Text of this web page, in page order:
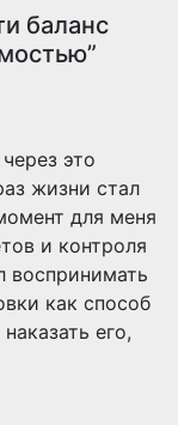
баланс
это
жизни стал
для меня
и контроля
воспринимать
как способ
его,